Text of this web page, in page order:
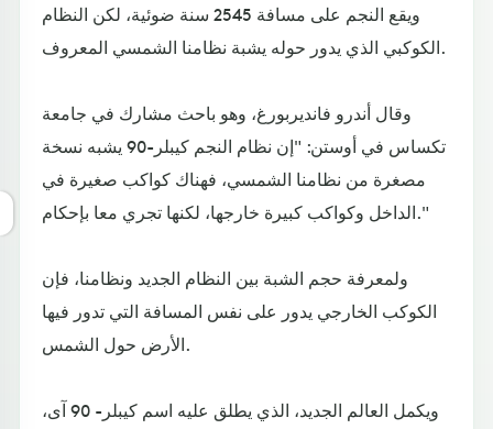
ويقع النجم على مسافة 2545 سنة ضوئية، لكن النظام
الكوكبي الذي يدور حوله يشبة نظامنا الشمسي المعروف.
وقال أندرو فانديربورغ، وهو باحث مشارك في جامعة
تكساس في أوستن: "إن نظام النجم كيبلر-90 يشبه نسخة
مصغرة من نظامنا الشمسي، فهناك كواكب صغيرة في
الداخل وكواكب كبيرة خارجها، لكنها تجري معا بإحكام."
ولمعرفة حجم الشبة بين النظام الجديد ونظامنا، فإن
الكوكب الخارجي يدور على نفس المسافة التي تدور فيها
الأرض حول الشمس.
ويكمل العالم الجديد، الذي يطلق عليه اسم كيبلر- 90 آى،